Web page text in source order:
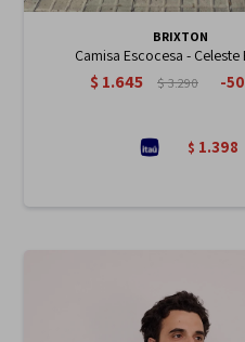
BRIXTON
Camisa Escocesa - Celeste
$1.645 $3.290 50
$ 1.398